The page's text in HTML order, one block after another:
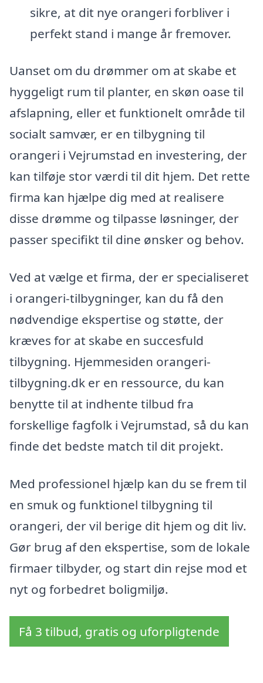
sikre, at dit nye orangeri forbliver i
perfekt stand i mange år fremover.
Uanset om du drømmer om at skabe et
hyggeligt rum til planter, en skøn oase til
afslapning, eller et funktionelt område til
socialt samvær, er en tilbygning til
orangeri i Vejrumstad en investering, der
kan tilføje stor værdi til dit hjem. Det rette
firma kan hjælpe dig med at realisere
disse drømme og tilpasse løsninger, der
passer specifikt til dine ønsker og behov.
Ved at vælge et firma, der er specialiseret
i orangeri-tilbygninger, kan du få den
nødvendige ekspertise og støtte, der
kræves for at skabe en succesfuld
tilbygning. Hjemmesiden orangeri-
tilbygning.dk er en ressource, du kan
benytte til at indhente tilbud fra
forskellige fagfolk i Vejrumstad, så du kan
finde det bedste match til dit projekt.
Med professionel hjælp kan du se frem til
en smuk og funktionel tilbygning til
orangeri, der vil berige dit hjem og dit liv.
Gør brug af den ekspertise, som de lokale
firmaer tilbyder, og start din rejse mod et
nyt og forbedret boligmiljø.
Få 3 tilbud, gratis og uforpligtende